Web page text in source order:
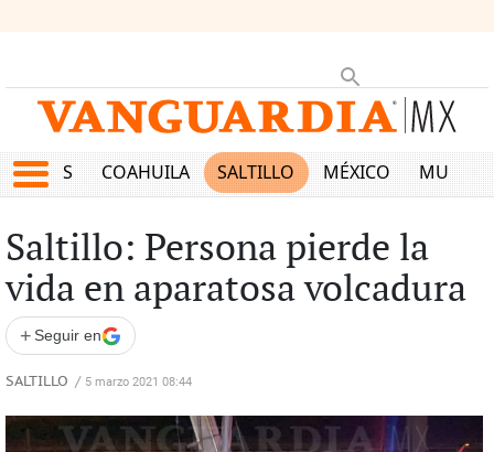
JUEGOS COAHUILA SALTILLO MÉXICO MUNDO
Saltillo: Persona pierde la
vida en aparatosa volcadura
+ Seguir en
SALTILLO / 5 marzo 2021 08:44